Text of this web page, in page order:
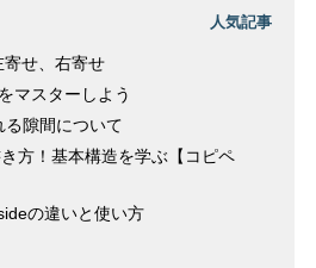
人気記事
せ、右寄せ
マスターしよう
隙間について
方！基本構造を学ぶ【コピペ
の違いと使い方